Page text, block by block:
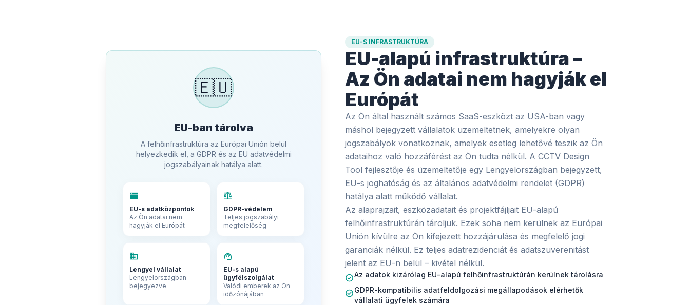
🇪🇺
EU-ban tárolva
A felhőinfrastruktúra az Európai Unión belül
helyezkedik el, a GDPR és az EU adatvédelmi
jogszabályainak hatálya alatt.
storage
EU-s adatközpontok
Az Ön adatai nem
hagyják el Európát
balance
GDPR-védelem
Teljes jogszabályi
megfelelőség
business
Lengyel vállalat
Lengyelországban
bejegyezve
support_agent
EU-s alapú
ügyfélszolgálat
Valódi emberek az Ön
időzónájában
EU-S INFRASTRUKTÚRA
EU-alapú infrastruktúra –
Az Ön adatai nem hagyják el
Európát
Az Ön által használt számos SaaS-eszközt az USA-ban vagy
máshol bejegyzett vállalatok üzemeltetnek, amelyekre olyan
jogszabályok vonatkoznak, amelyek esetleg lehetővé teszik az Ön
adataihoz való hozzáférést az Ön tudta nélkül. A CCTV Design
Tool fejlesztője és üzemeltetője egy Lengyelországban bejegyzett,
EU-s joghatóság és az általános adatvédelmi rendelet (GDPR)
hatálya alatt működő vállalat.
Az alaprajzait, eszközadatait és projektfájljait EU-alapú
felhőinfrastruktúrán tároljuk. Ezek soha nem kerülnek az Európai
Unión kívülre az Ön kifejezett hozzájárulása és megfelelő jogi
garanciák nélkül. Ez teljes adatrezidenciát és adatszuverenitást
jelent az EU-n belül – kivétel nélkül.
check_circleAz adatok kizárólag EU-alapú felhőinfrastruktúrán kerülnek tárolásra
check_circleGDPR-kompatibilis adatfeldolgozási megállapodások elérhetők
vállalati ügyfelek számára